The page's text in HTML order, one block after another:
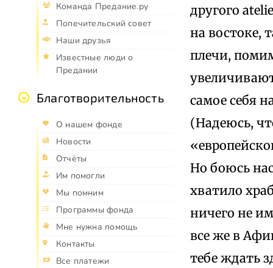
Команда Предание.ру
Попечительский совет
Наши друзья
Известные люди о
Предании
Благотворительность
О нашем фонде
Новости
Отчёты
Им помогли
Мы помним
Программы фонда
Мне нужна помощь
Контакты
Все платежи
другого
на востоке,
плечи,
самое себя
(Надеюсь,
Но боюсь
хватило
ничего не
все же в
тебе ждать